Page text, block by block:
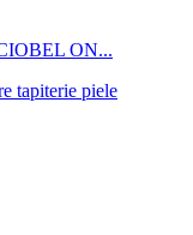
ON...
tapiterie piele